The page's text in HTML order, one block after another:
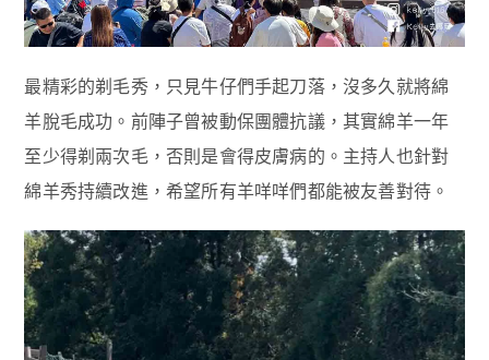
最精彩的剃毛秀，只見牛仔們手起刀落，沒多久就將綿
羊脫毛成功。前陣子曾被動保團體抗議，其實綿羊一年
至少得剃兩次毛，否則是會得皮膚病的。主持人也針對
綿羊秀持續改進，希望所有羊咩咩們都能被友善對待。